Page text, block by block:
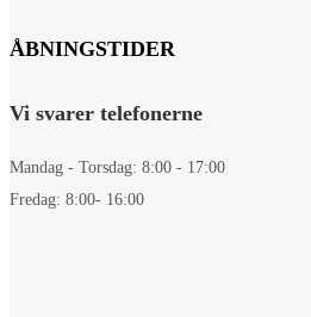
ÅBNINGSTIDER
Vi svarer telefonerne
Mandag - Torsdag: 8:00 - 17:00
Fredag: 8:00- 16:00